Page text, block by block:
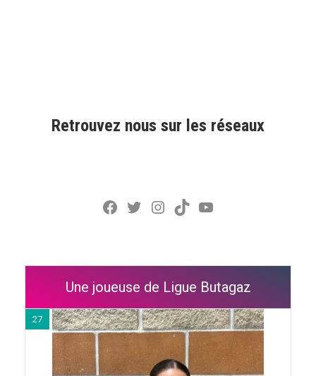
Retrouvez nous sur les réseaux
Facebook
Twitter
Instagram
TikTokYouTube
Une joueuse de Ligue Butagaz
27